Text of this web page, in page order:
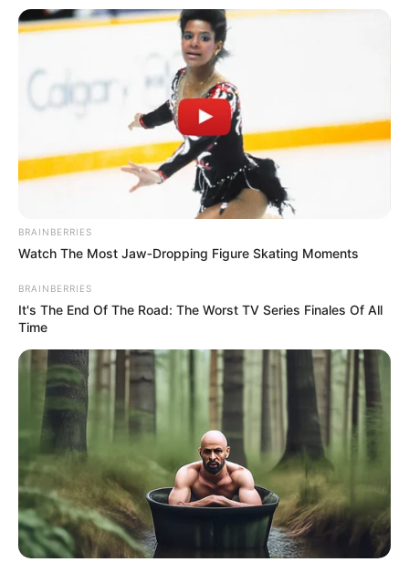
BRAINBERRIES
Watch The Most Jaw‑Dropping Figure Skating Moments
BRAINBERRIES
It's The End Of The Road: The Worst TV Series Finales Of All
Time